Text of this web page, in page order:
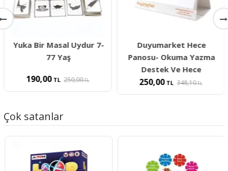
Yuka Bir Masal Uydur 7-
77 Yaş
190,00TL 250,00TL
Duyumarket Hece
Panosu- Okuma Yazma
Destek Ve Hece
250,00TL 348,10TL
Çok satanlar